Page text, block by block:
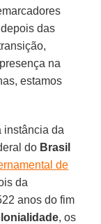
das
na
estamos
instância da
do Brasil
de
da
anos do fim
, os